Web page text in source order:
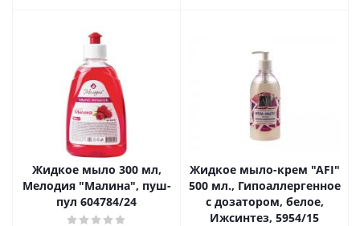
Жидкое мыло 300 мл,
Мелодия "Малина", пуш-
пул 604784/24
Жидкое мыло-крем "AFI"
500 мл., Гипоаллергенное
с дозатором, белое,
Ижсинтез, 5954/15